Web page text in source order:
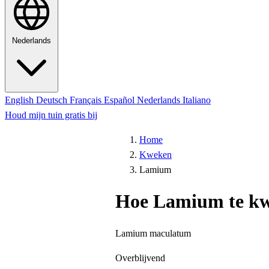
Nederlands
English Deutsch Français Español Nederlands Italiano
Houd mijn tuin gratis bij
Home
Kweken
Lamium
Hoe Lamium te
Lamium maculatum
Overblijvend